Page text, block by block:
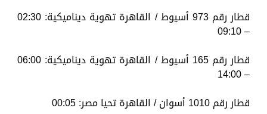
قطار رقم 973 أسيوط / القاهرة تهوية ديناميكية: 02:30
– 09:10
قطار رقم 165 أسيوط / القاهرة تهوية ديناميكية: 06:00
– 14:00
قطار رقم 1010 أسوان / القاهرة تحيا مصر: 00:05